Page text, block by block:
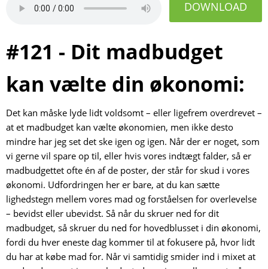
DOWNLOAD
#121 - Dit madbudget
kan vælte din økonomi:
Det kan måske lyde lidt voldsomt – eller ligefrem overdrevet –
at et madbudget kan vælte økonomien, men ikke desto
mindre har jeg set det ske igen og igen. Når der er noget, som
vi gerne vil spare op til, eller hvis vores indtægt falder, så er
madbudgettet ofte én af de poster, der står for skud i vores
økonomi. Udfordringen her er bare, at du kan sætte
lighedstegn mellem vores mad og forståelsen for overlevelse
– bevidst eller ubevidst. Så når du skruer ned for dit
madbudget, så skruer du ned for hovedblusset i din økonomi,
fordi du hver eneste dag kommer til at fokusere på, hvor lidt
du har at købe mad for. Når vi samtidig smider ind i mixet at